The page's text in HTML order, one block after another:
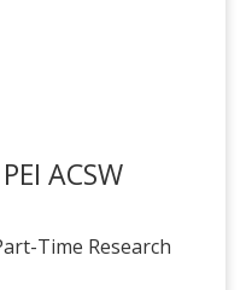
ACSW
Time Research